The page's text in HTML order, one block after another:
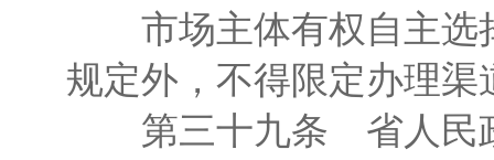
市场主体有权自主选
规定外，不得限定办理渠
第三十九条 省人民政